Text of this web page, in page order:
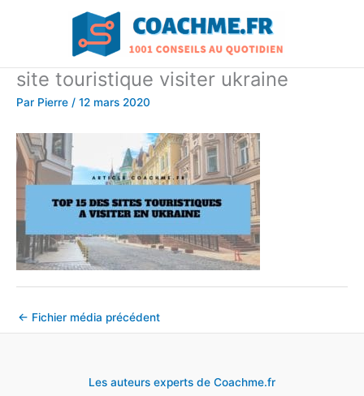
site touristique visiter ukraine
Par Pierre / 12 mars 2020
← Fichier média précédent
Les auteurs experts de Coachme.fr